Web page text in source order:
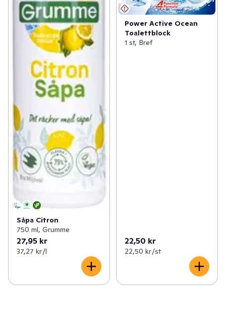
Såpa Citron
750 ml, Grumme
27,95 kr
37,27 kr /l
Power Active Ocean
Toalettblock
1 st, Bref
22,50 kr
22,50 kr /st